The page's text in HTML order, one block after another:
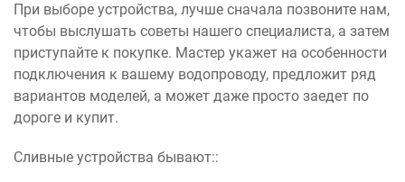
При выборе устройства, лучше сначала позвоните нам,
чтобы выслушать советы нашего специалиста, а затем
приступайте к покупке. Мастер укажет на особенности
подключения к вашему водопроводу, предложит ряд
вариантов моделей, а может даже просто заедет по
дороге и купит.
Сливные устройства бывают::